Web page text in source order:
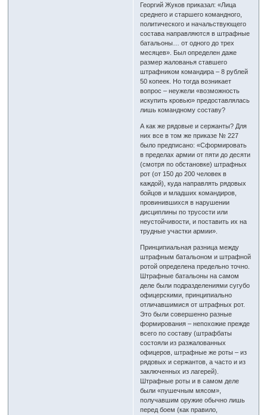
Георгий Жуков приказал: «Лица
среднего и старшего командного,
политического и начальствующего
состава направляются в штрафные
батальоны… от одного до трех
месяцев». Был определен даже
размер жалованья ставшего
штрафником командира – 8 рублей
50 копеек. Но тогда возникает
вопрос – неужели «возможность
искупить кровью» предоставлялась
лишь командному составу?
А как же рядовые и сержанты? Для
них все в том же приказе № 227
было предписано: «Сформировать
в пределах армии от пяти до десяти
(смотря по обстановке) штрафных
рот (от 150 до 200 человек в
каждой), куда направлять рядовых
бойцов и младших командиров,
провинившихся в нарушении
дисциплины по трусости или
неустойчивости, и поставить их на
трудные участки армии».
Принципиальная разница между
штрафным батальоном и штрафной
ротой определена предельно точно.
Штрафные батальоны на самом
деле были подразделениями сугубо
офицерскими, принципиально
отличавшимися от штрафных рот.
Это были совершенно разные
формирования – непохожие прежде
всего по составу (штрафбаты
состояли из разжалованных
офицеров, штрафные же роты – из
рядовых и сержантов, а часто и из
заключенных из лагерей).
Штрафные роты и в самом деле
были «пушечным мясом»,
получавшим оружие обычно лишь
перед боем (как правило,